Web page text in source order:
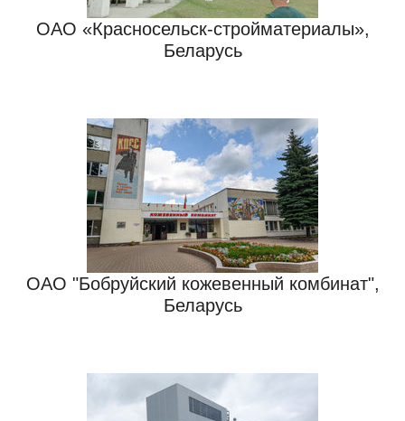
ОАО «Красносельск-стройматериалы»,
Беларусь
ОАО "Бобруйский кожевенный комбинат",
Беларусь